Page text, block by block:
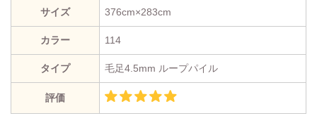
サイズ 376cm×283cm
カラー 114
タイプ 毛足4.5mm ループパイル
評価